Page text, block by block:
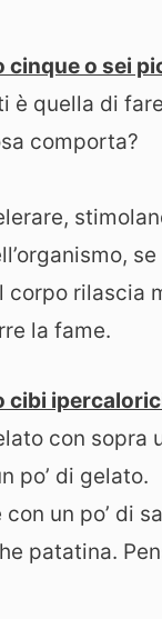
cinque o sei
è quella di
comporta?
rilascia
la fame.
con sopra
po’ di gelato.
un po’ di
patatina.